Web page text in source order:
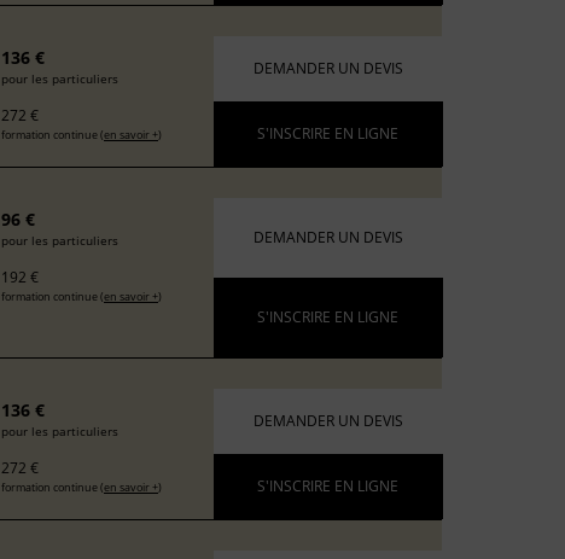
136 €
pour les particuliers
272 €
formation continue (en savoir +)
DEMANDER UN DEVIS
S'INSCRIRE EN LIGNE
96 €
pour les particuliers
192 €
formation continue (en savoir +)
DEMANDER UN DEVIS
S'INSCRIRE EN LIGNE
136 €
pour les particuliers
272 €
formation continue (en savoir +)
DEMANDER UN DEVIS
S'INSCRIRE EN LIGNE